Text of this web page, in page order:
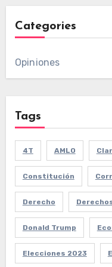
Categories
Opiniones
Tags
4T AMLO
Constitución
Derecho
Donald Trump
Elecciones 2023